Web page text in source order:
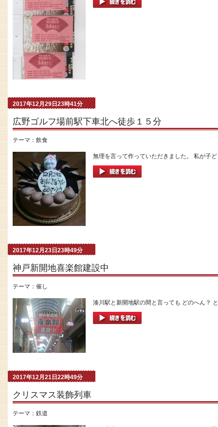
2017年12月29日23時41分
広野ゴルフ場前駅下車北へ徒歩１５分
テーマ： 飲食
無理を言って作っていただきました。 私が子
2017年12月23日23時49分
神戸新開地喜楽館建設中
テーマ： 催し
湊川駅と新開地駅の間と言っても どのへん？
2017年12月21日22時49分
クリスマス装飾列車
テーマ： 鉄道